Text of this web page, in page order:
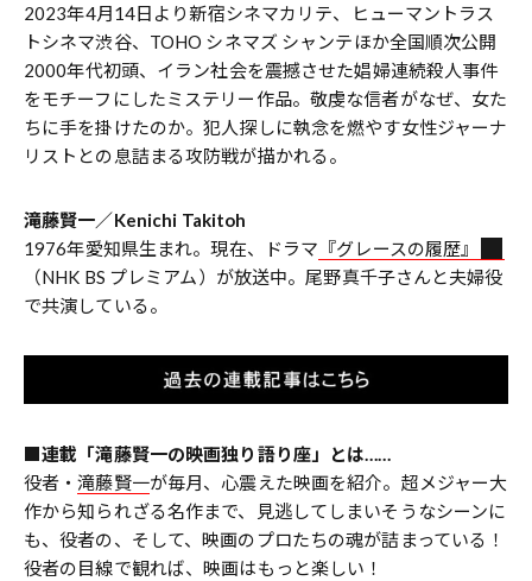
2023年4月14日より新宿シネマカリテ、ヒューマントラス
トシネマ渋谷、TOHO シネマズ シャンテほか全国順次公開
2000年代初頭、イラン社会を震撼させた娼婦連続殺人事件
をモチーフにしたミステリー作品。敬虔な信者がなぜ、女た
ちに手を掛けたのか。犯人探しに執念を燃やす女性ジャーナ
リストとの息詰まる攻防戦が描かれる。
滝藤賢一／Kenichi Takitoh
1976年愛知県生まれ。現在、ドラマ 『グレースの履歴』
（NHK BS プレミアム）が放送中。尾野真千子さんと夫婦役
で共演している。
■連載「滝藤賢一の映画独り語り座」とは……
役者・滝藤賢一が毎月、心震えた映画を紹介。超メジャー大
作から知られざる名作まで、見逃してしまいそうなシーンに
も、役者の、そして、映画のプロたちの魂が詰まっている！
役者の目線で観れば、映画はもっと楽しい！